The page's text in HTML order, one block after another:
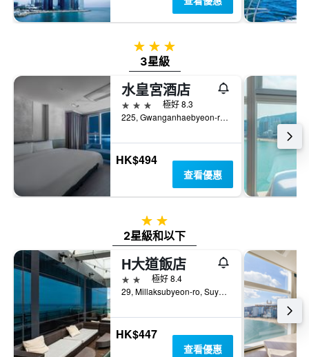
3星級
3星級
水皇宮酒店
3星級
極好 8.3
225, Gwanganhaebyeon-ro, Suyeong-gu, 釜山, 韓國
HK$494
查看優惠
2星級
2星級和以下
H大道飯店
2星級
極好 8.4
29, Millaksubyeon-ro, Suyeong-gu, 釜山, 韓國
HK$447
查看優惠